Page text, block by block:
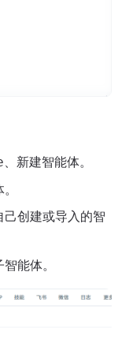
、 新建智能体。
创建或导入的智
能体。